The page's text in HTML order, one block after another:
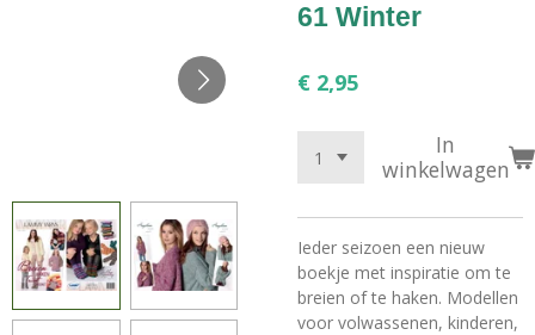
61 Winter
€ 2,95
In
winkelwagen
Ieder seizoen een nieuw
boekje met inspiratie om te
breien of te haken. Modellen
voor volwassenen, kinderen,